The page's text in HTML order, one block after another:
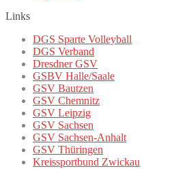
Links
DGS Sparte Volleyball
DGS Verband
Dresdner GSV
GSBV Halle/Saale
GSV Bautzen
GSV Chemnitz
GSV Leipzig
GSV Sachsen
GSV Sachsen-Anhalt
GSV Thüringen
Kreissportbund Zwickau